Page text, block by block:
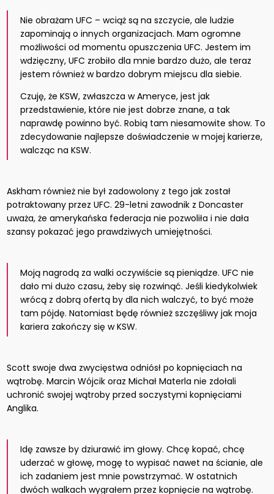
Nie obrażam UFC – wciąż są na szczycie, ale ludzie
zapominają o innych organizacjach. Mam ogromne
możliwości od momentu opuszczenia UFC. Jestem im
wdzięczny, UFC zrobiło dla mnie bardzo dużo, ale teraz
jestem również w bardzo dobrym miejscu dla siebie.
Czuję, że KSW, zwłaszcza w Ameryce, jest jak
przedstawienie, które nie jest dobrze znane, a tak
naprawdę powinno być. Robią tam niesamowite show. To
zdecydowanie najlepsze doświadczenie w mojej karierze,
walcząc na KSW.
Askham również nie był zadowolony z tego jak został
potraktowany przez UFC. 29-letni zawodnik z Doncaster
uważa, że amerykańska federacja nie pozwoliła i nie dała
szansy pokazać jego prawdziwych umiejętności.
Moją nagrodą za walki oczywiście są pieniądze. UFC nie
dało mi dużo czasu, żeby się rozwinąć. Jeśli kiedykolwiek
wrócą z dobrą ofertą by dla nich walczyć, to być może
tam pójdę. Natomiast będę również szczęśliwy jak moja
kariera zakończy się w KSW.
Scott swoje dwa zwycięstwa odniósł po kopnięciach na
wątrobę. Marcin Wójcik oraz Michał Materla nie zdołali
uchronić swojej wątroby przed soczystymi kopnięciami
Anglika.
Idę zawsze by dziurawić im głowy. Chcę kopać, chcę
uderzać w głowę, mogę to wypisać nawet na ścianie, ale
ich zadaniem jest mnie powstrzymać. W ostatnich
dwóch walkach wygrałem przez kopnięcie na wątrobę.